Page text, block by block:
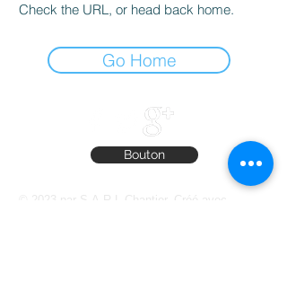
Check the URL, or head back home.
Go Home
Bouton